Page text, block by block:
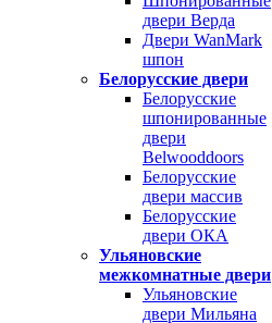
двери Верда
Двери WanMark
шпон
Белорусские двери
Белорусские
шпонированные
двери
Belwooddoors
Белорусские
двери массив
Белорусские
двери ОКА
Ульяновские
межкомнатные двери
Ульяновские
двери Мильяна